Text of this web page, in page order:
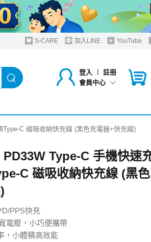
S-CARE 加入LINE YouTube
登入 ︱
註冊
會員中心
C 磁吸收納快充線 (黑色充電器+快充線)
Type-C 手機快速
C 磁吸收納快充線 (黑
PPS快充
電壓，小巧便攜帶
，小體積高效能